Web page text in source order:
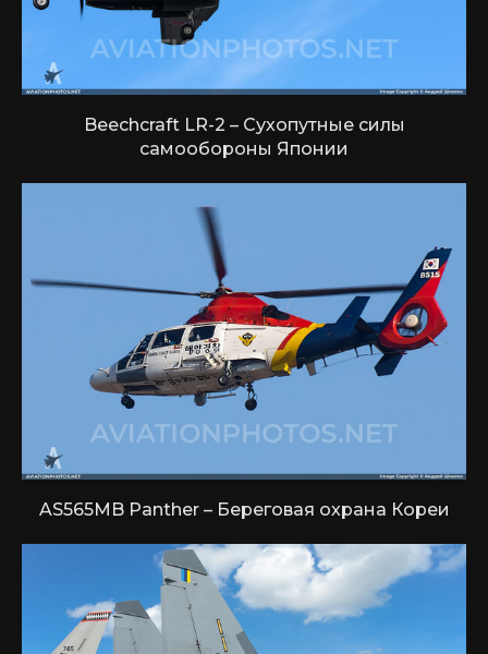
Beechcraft LR-2 – Сухопутные силы
самообороны Японии
AS565MB Panther – Береговая охрана Кореи